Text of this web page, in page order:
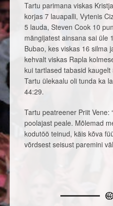
Tartu parimana viskas
korjas 7 lauapalli, Vytenis
5 lauda, Steven Cook 10
mängijatest ainsana sai üle
Bubao, kes viskas 16 silma
kehvalt viskas Rapla
kui tartlased tabasid
Tartu ülekaalu oli tunda ka
44:29.
Tartu peatreener Priit Vene:
poolajast peale. Mõlemad
kodutöö teinud, käis kõva
võrdsest seisust paremini